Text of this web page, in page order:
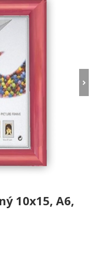
10x15, A6,